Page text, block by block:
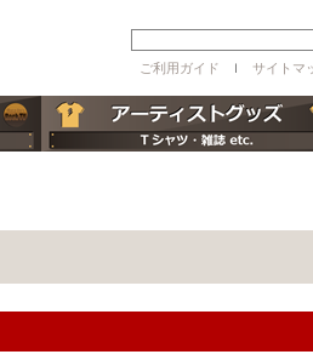
ご利用ガイド ｌ サイトマ